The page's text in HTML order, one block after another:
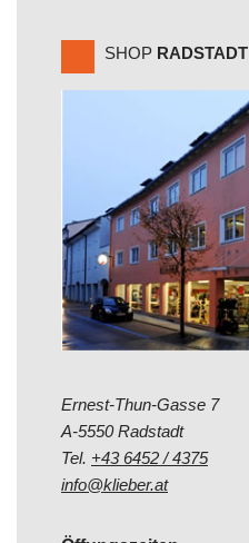
SHOP RADSTADT
Ernest-Thun-Gasse 7
A-5550 Radstadt
Tel. +43 6452 / 4375
info@klieber.at